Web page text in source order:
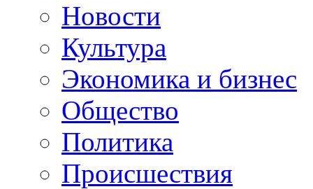
Новости
Культура
Экономика и бизнес
Общество
Политика
Происшествия